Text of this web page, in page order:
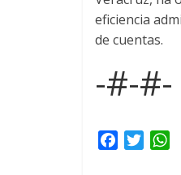
eficiencia
de cuentas.
-#-#-